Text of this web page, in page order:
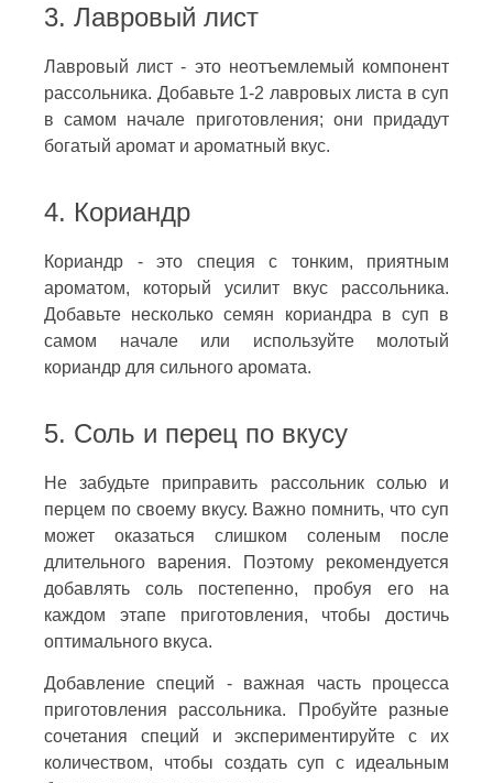
3. Лавровый лист
Лавровый лист - это неотъемлемый компонент
рассольника. Добавьте 1-2 лавровых листа в суп
в самом начале приготовления; они придадут
богатый аромат и ароматный вкус.
4. Кориандр
Кориандр - это специя с тонким, приятным
ароматом, который усилит вкус рассольника.
Добавьте несколько семян кориандра в суп в
самом начале или используйте молотый
кориандр для сильного аромата.
5. Соль и перец по вкусу
Не забудьте приправить рассольник солью и
перцем по своему вкусу. Важно помнить, что суп
может оказаться слишком соленым после
длительного варения. Поэтому рекомендуется
добавлять соль постепенно, пробуя его на
каждом этапе приготовления, чтобы достичь
оптимального вкуса.
Добавление специй - важная часть процесса
приготовления рассольника. Пробуйте разные
сочетания специй и экспериментируйте с их
количеством, чтобы создать суп с идеальным